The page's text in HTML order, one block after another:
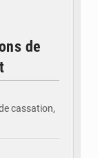
de
cassation,